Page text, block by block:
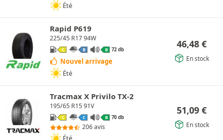
Été
Rapid P619
225/45 R17 94W
C B B 72 db
Nouvel arrivage
Été
46,48 €
En stock
Tracmax X Privilo TX-2
195/65 R15 91V
C C B 70 db
206 avis
Été
51,09 €
En stock